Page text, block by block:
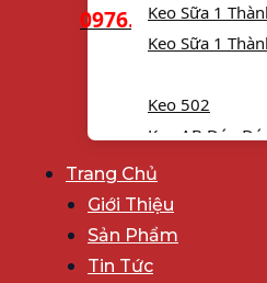
0976.965.781
Keo Sữa 1
Keo Sữa 1
Keo 502
Keo AB Dán Đá
Băng Keo
Màng PE
Vật Tư Ngành
Bột Trét
Trang Chủ
Giới Thiệu
Sản Phẩm
Tin Tức